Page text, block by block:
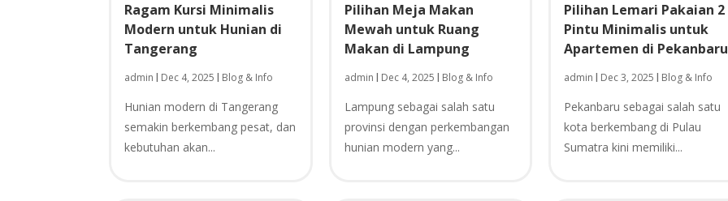
Ragam Kursi Minimalis
Modern untuk Hunian di
Tangerang
admin Dec 4, 2025 Blog & Info
Hunian modern di Tangerang
semakin berkembang pesat, dan
kebutuhan akan...
Pilihan Meja Makan
Mewah untuk Ruang
Makan di Lampung
admin Dec 4, 2025 Blog & Info
Lampung sebagai salah satu
provinsi dengan perkembangan
hunian modern yang...
Pilihan Lemari Pakaian 2
Pintu Minimalis untuk
Apartemen di Pekanbaru
admin Dec 3, 2025 Blog & Info
Pekanbaru sebagai salah satu
kota berkembang di Pulau
Sumatra kini memiliki...